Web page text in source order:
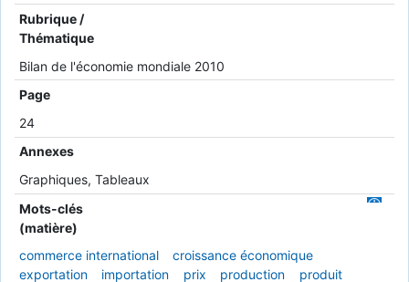
Rubrique /
Thématique
Bilan de l'économie mondiale 2010
Page
24
Annexes
Graphiques, Tableaux
Mots-clés
(matière)
commerce international
croissance économique
exportation
importation prix production produit